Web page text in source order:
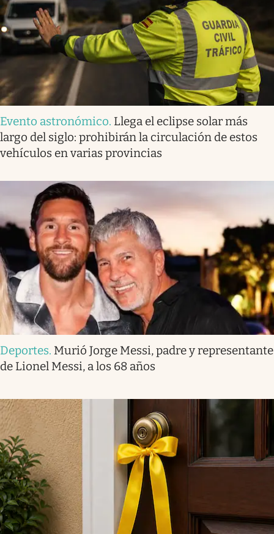
Evento astronómico. Llega el eclipse solar más
largo del siglo: prohibirán la circulación de estos
vehículos en varias provincias
Deportes. Murió Jorge Messi, padre y representante
de Lionel Messi, a los 68 años